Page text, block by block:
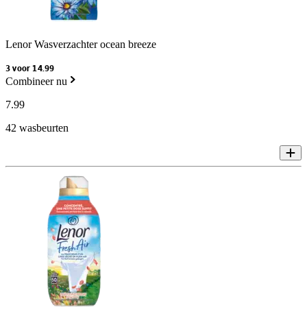
Lenor Wasverzachter ocean breeze
3 voor 14.99
Combineer nu
7.99
42 wasbeurten